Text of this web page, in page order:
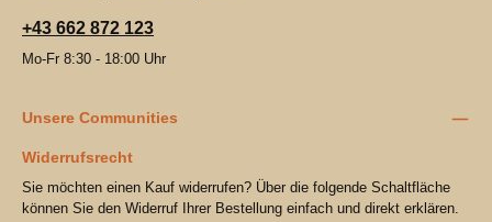
+43 662 872 123
Mo-Fr 8:30 - 18:00 Uhr
Unsere Communities
Widerrufsrecht
Sie möchten einen Kauf widerrufen? Über die folgende Schaltfläche
können Sie den Widerruf Ihrer Bestellung einfach und direkt erklären.